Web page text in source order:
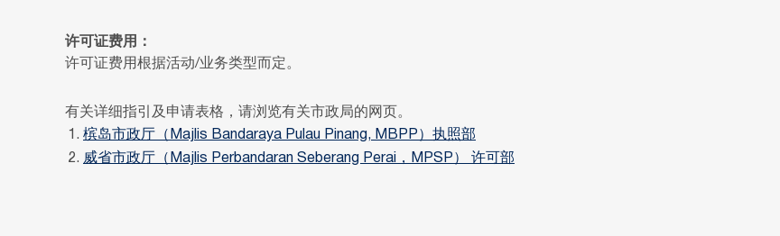
许可证费用：
许可证费用根据活动/业务类型而定。
有关详细指引及申请表格，请浏览有关市政局的网页。
槟岛市政厅（Majlis Bandaraya Pulau Pinang, MBPP）执照部
威省市政厅（Majlis Perbandaran Seberang Perai，MPSP） 许可部